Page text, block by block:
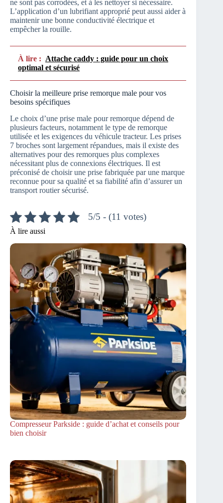
ne sont pas corrodées, et à les nettoyer si nécessaire.
L’application d’un lubrifiant approprié peut aussi aider à
maintenir une bonne conductivité électrique et
empêcher la rouille.
À lire : Attache caddy : guide pour un choix
optimal et sécurisé
Choisir la meilleure prise remorque male pour vos
besoins spécifiques
Le choix d’une prise male pour remorque dépend de
plusieurs facteurs, notamment le type de remorque
utilisée et les exigences du véhicule tracteur. Les prises
7 broches sont largement répandues, mais il existe des
alternatives pour des remorques plus complexes
nécessitant plus de connexions électriques. Il est
préconisé de choisir une prise fabriquée par une marque
reconnue pour sa qualité et sa fiabilité afin d’assurer un
transport routier sécurisé.
5/5 - (11 votes)
À lire aussi
Compresseur Parkside : guide d’achat et conseils pour
bien choisir